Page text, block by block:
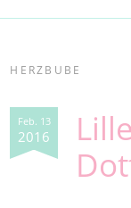
HERZBUBE
Feb. 13
2016